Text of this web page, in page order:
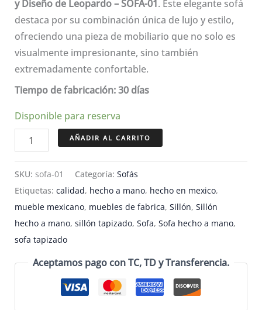
$38,000.00.$26,600.00.
y Diseño de Leopardo – SOFA-01. Este elegante sofá
destaca por su combinación única de lujo y estilo,
ofreciendo una pieza de mobiliario que no solo es
visualmente impresionante, sino también
extremadamente confortable.
Tiempo de fabricación: 30 días
Disponible para reserva
Sofá
de
madera
con
tapizado
de
piel
diseño
AÑADIR AL CARRITO
SKU: sofa-01 Categoría: Sofás
Etiquetas: calidad, hecho a mano, hecho en mexico,
mueble mexicano, muebles de fabrica, Sillón, Sillón
hecho a mano, sillón tapizado, Sofa, Sofa hecho a mano,
sofa tapizado
Aceptamos pago con TC, TD y Transferencia.